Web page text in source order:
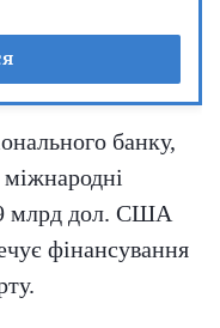
банку,
млрд дол. США
фінансування